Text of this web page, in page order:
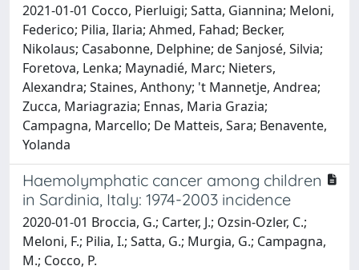
2021-01-01 Cocco, Pierluigi; Satta, Giannina; Meloni,
Federico; Pilia, Ilaria; Ahmed, Fahad; Becker,
Nikolaus; Casabonne, Delphine; de Sanjosé, Silvia;
Foretova, Lenka; Maynadié, Marc; Nieters,
Alexandra; Staines, Anthony; 't Mannetje, Andrea;
Zucca, Mariagrazia; Ennas, Maria Grazia;
Campagna, Marcello; De Matteis, Sara; Benavente,
Yolanda
Haemolymphatic cancer among children
in Sardinia, Italy: 1974-2003 incidence
2020-01-01 Broccia, G.; Carter, J.; Ozsin-Ozler, C.;
Meloni, F.; Pilia, I.; Satta, G.; Murgia, G.; Campagna,
M.; Cocco, P.